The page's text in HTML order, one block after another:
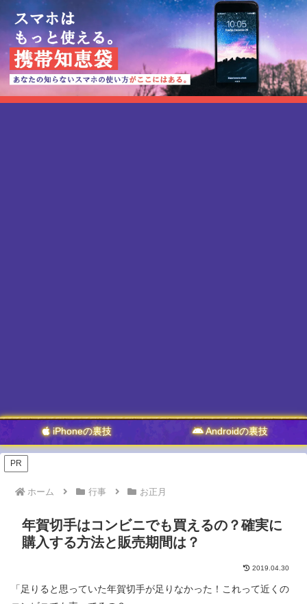
iPhoneの裏技 Androidの裏技
PR
ホーム 行事 お正月
年賀切手はコンビニでも買えるの？確実に
購入する方法と販売期間は？
2019.04.30
「足りると思っていた年賀切手が足りなかった！これって近くの